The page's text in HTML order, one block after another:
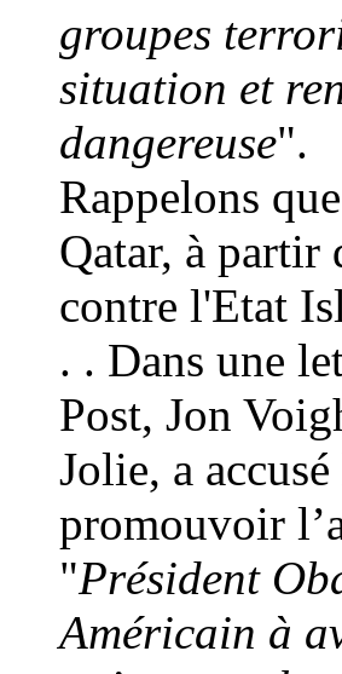
groupes
situation et
dangereuse".
Rappelons
Qatar, à partir
contre l'Etat
. . Dans une
Post, Jon
Jolie, a
promouvoir
"Président
Américain à